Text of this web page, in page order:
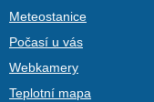
Meteostanice
Počasí u vás
Webkamery
Teplotní mapa